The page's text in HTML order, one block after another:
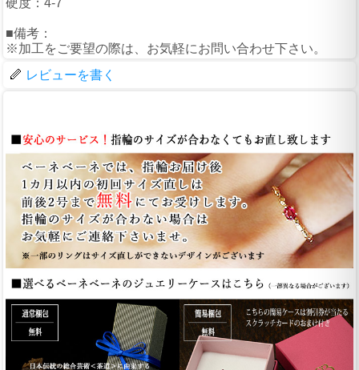
■備考：
※加工をご要望の際は、お気軽にお問い合わせ下さい。
レビューを書く